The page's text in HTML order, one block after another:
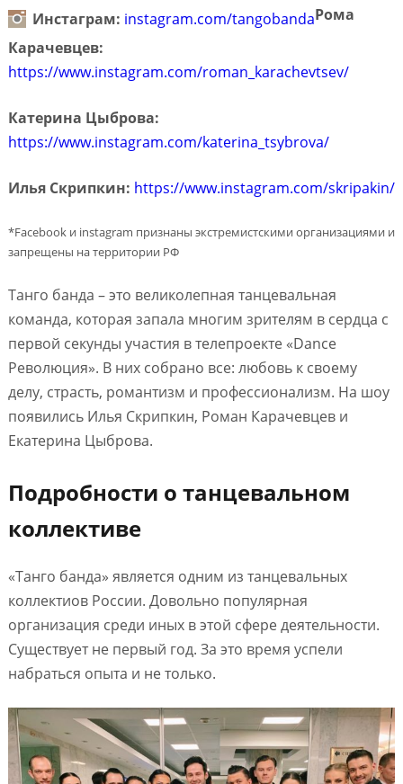
Инстаграм: instagram.com/tangobandaРома
Карачевцев:
https://www.instagram.com/roman_karachevtsev/
Катерина Цыброва:
https://www.instagram.com/katerina_tsybrova/
Илья Скрипкин: https://www.instagram.com/skripakin/
*Facebook и instagram признаны экстремистскими организациями и
запрещены на территории РФ
Танго банда – это великолепная танцевальная
команда, которая запала многим зрителям в сердца с
первой секунды участия в телепроекте «Dance
Революция». В них собрано все: любовь к своему
делу, страсть, романтизм и профессионализм. На шоу
появились Илья Скрипкин, Роман Карачевцев и
Екатерина Цыброва.
Подробности о танцевальном
коллективе
«Танго банда» является одним из танцевальных
коллектиов России. Довольно популярная
организация среди иных в этой сфере деятельности.
Существует не первый год. За это время успели
набраться опыта и не только.